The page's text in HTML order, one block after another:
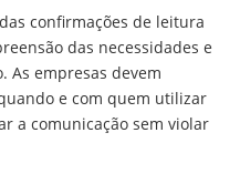
confirmações de leitura
das necessidades e
As empresas devem
e com quem utilizar
a comunicação sem violar